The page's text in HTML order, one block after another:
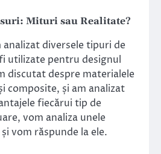
Mituri sau Realitate?
analizat diversele tipuri de
utilizate pentru designul
discutat despre materialele
composite, și am analizat
fiecărui tip de
vom analiza unele
vom răspunde la ele.